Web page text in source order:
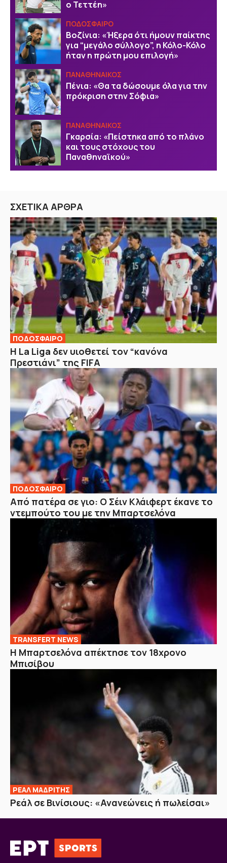
ο Τεττέη»
ΠΟΔΟΣΦΑΙΡΟ
Βοζίνια: «Ήξερα ότι ήμουν παίκτης
για “μεγάλο σύλλογο”, η Κόλο-Κόλο
ήταν η πρώτη μου επιλογή»
ΠΑΝΑΘΗΝΑΙΚΟΣ
Πένια: «Θα τα δώσουμε όλα για την
πρόκριση στην Σόφια»
ΠΑΝΑΘΗΝΑΙΚΟΣ
Γκαρσία: «Πείστηκα από το πλάνο
και τους στόχους του
Παναθηναϊκού»
ΣΧΕΤΙΚΑ ΑΡΘΡΑ
ΠΟΔΟΣΦΑΙΡΟ
Η La Liga δεν υιοθετεί τον “κανόνα
Πρεστιάνι” της FIFA
ΠΟΔΟΣΦΑΙΡΟ
Από πατέρα σε γιο: Ο Σέιν Κλάιφερτ έκανε το
ντεμπούτο του με την Μπαρτσελόνα
TRANSFERT NEWS
Η Μπαρτσελόνα απέκτησε τον 18χρονο
Μπισίβου
ΡΕΑΛ ΜΑΔΡΙΤΗΣ
Ρεάλ σε Βινίσιους: «Ανανεώνεις ή πωλείσαι»